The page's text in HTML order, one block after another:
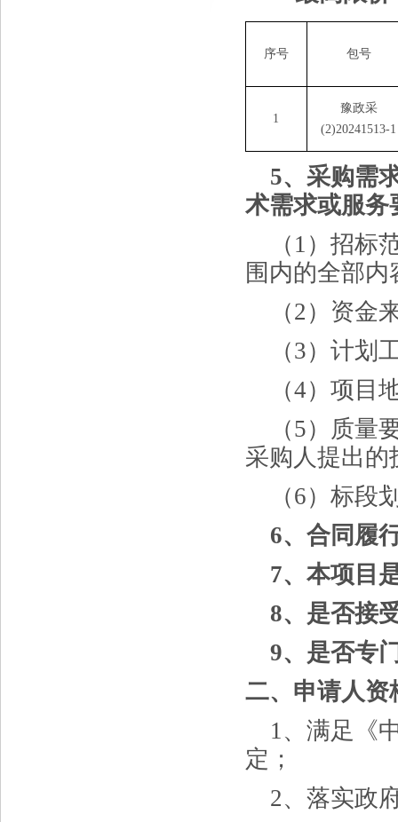
序号 包号
1
豫政采
(2)20241513-1
5、 采购需
术需求或服务
（ 1）招标
围内的全部内
（2 ）资金
（3）计划
（4）项目
（5）质量
采购人提出的
（6）标段
6、合同履
7、本项目
8、是否接
9、是否专
二、申请人资
1、满足《
定；
2、落实政